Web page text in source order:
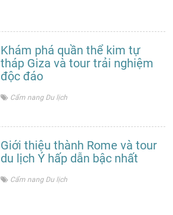
Khám phá quần thể kim tự
tháp Giza và tour trải nghiệm
độc đáo
Cẩm nang Du lịch
Giới thiệu thành Rome và tour
du lịch Ý hấp dẫn bậc nhất
Cẩm nang Du lịch